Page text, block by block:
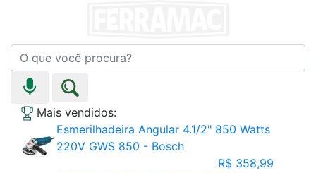
Mais vendidos:
Esmerilhadeira Angular 4.1/2" 850 Watts
220V GWS 850 - Bosch
R$ 358,99